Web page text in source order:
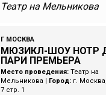
Театр на Мельникова
Г МОСКВА
МЮЗИКЛ-ШОУ НОТР
ПАРИ ПРЕМЬЕРА
Место проведения: Театр на
Мельникова
Город: г.
7 стр. 1